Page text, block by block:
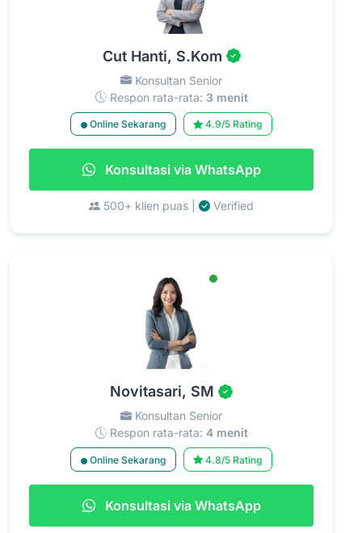
Cut Hanti, S.Kom
Konsultan Senior
Respon rata-rata: 3 menit
Online Sekarang 4.9/5 Rating
Konsultasi via WhatsApp
500+ klien puas | Verified
Novitasari, SM
Konsultan Senior
Respon rata-rata: 4 menit
Online Sekarang 4.8/5 Rating
Konsultasi via WhatsApp